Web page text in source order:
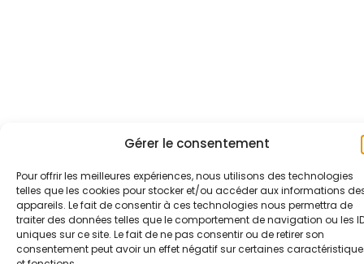
Gérer le consentement
Pour offrir les meilleures expériences, nous utilisons des technologies
telles que les cookies pour stocker et/ou accéder aux informations
appareils. Le fait de consentir à ces technologies nous permettra de
traiter des données telles que le comportement de navigation ou les
uniques sur ce site. Le fait de ne pas consentir ou de retirer son
consentement peut avoir un effet négatif sur certaines